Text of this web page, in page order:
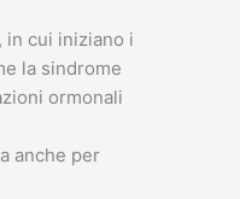
, in cui iniziano i
la sindrome
ormonali
anche per